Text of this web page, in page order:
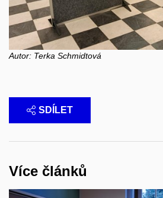
Autor: Terka Schmidtová
SDÍLET
Více článků